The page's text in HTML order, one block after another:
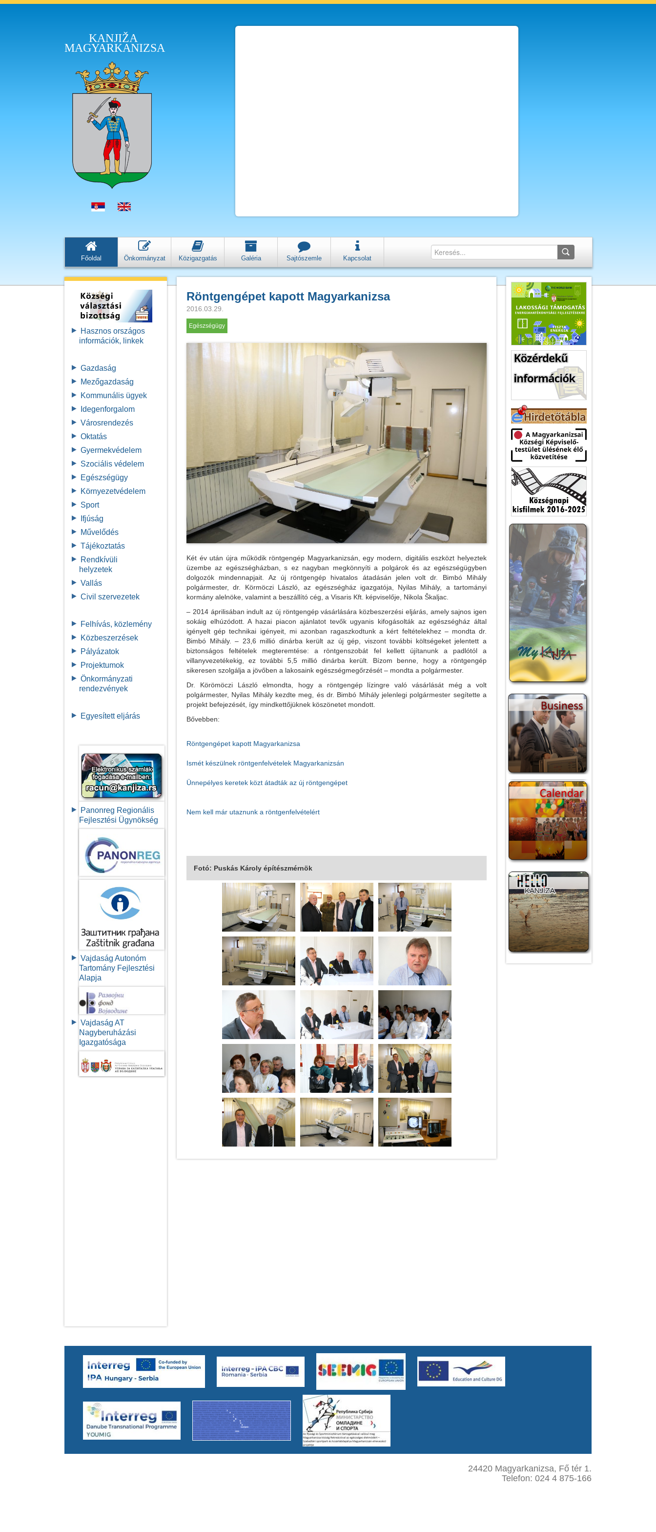
KANJIŽA
MAGYARKANIZSA
Főoldal Önkormányzat Közigazgatás Galéria Sajtószemle Kapcsolat
Hasznos országos
információk, linkek
Gazdaság
Mezőgazdaság
Kommunális ügyek
Idegenforgalom
Városrendezés
Oktatás
Gyermekvédelem
Szociális védelem
Egészségügy
Környezetvédelem
Sport
Ifjúság
Művelődés
Tájékoztatás
Rendkívüli
helyzetek
Vallás
Civil szervezetek
Felhívás, közlemény
Közbeszerzések
Pályázatok
Projektumok
Önkormányzati
rendezvények
Egyesített eljárás
Panonreg Regionális
Fejlesztési Ügynökség
Vajdaság Autonóm
Tartomány Fejlesztési
Alapja
Vajdaság AT
Nagyberuházási
Igazgatósága
Röntgengépet kapott Magyarkanizsa
2016.03.29.
Egészségügy
Két év után újra működik röntgengép Magyarkanizsán, egy modern, digitális eszközt helyeztek
üzembe az egészségházban, s ez nagyban megkönnyíti a polgárok és az egészségügyben
dolgozók mindennapjait. Az új röntgengép hivatalos átadásán jelen volt dr. Bimbó Mihály
polgármester, dr. Körmöczi László, az egészségház igazgatója, Nyilas Mihály, a tartományi
kormány alelnöke, valamint a beszállító cég, a Visaris Kft. képviselője, Nikola Škaljac.
– 2014 áprilisában indult az új röntgengép vásárlására közbeszerzési eljárás, amely sajnos igen
sokáig elhúzódott. A hazai piacon ajánlatot tevők ugyanis kifogásolták az egészségház által
igényelt gép technikai igényeit, mi azonban ragaszkodtunk a kért feltételekhez – mondta dr.
Bimbó Mihály. – 23,6 millió dinárba került az új gép, viszont további költségeket jelentett a
biztonságos feltételek megteremtése: a röntgenszobát fel kellett újítanunk a padlótól a
villanyvezetékekig, ez további 5,5 millió dinárba került. Bízom benne, hogy a röntgengép
sikeresen szolgálja a jövőben a lakosaink egészségmegőrzését – mondta a polgármester.
Dr. Körömöczi László elmondta, hogy a röntgengép lízingre való vásárlását még a volt
polgármester, Nyilas Mihály kezdte meg, és dr. Bimbó Mihály jelenlegi polgármester segítette a
projekt befejezését, így mindkettőjüknek köszönetet mondott.
Bővebben:
Röntgengépet kapott Magyarkanizsa
Ismét készülnek röntgenfelvételek Magyarkanizsán
Ünnepélyes keretek közt átadták az új röntgengépet
Nem kell már utaznunk a röntgenfelvételért
Fotó: Puskás Károly építészmérnök
24420 Magyarkanizsa, Fő tér 1.
Telefon: 024 4 875-166